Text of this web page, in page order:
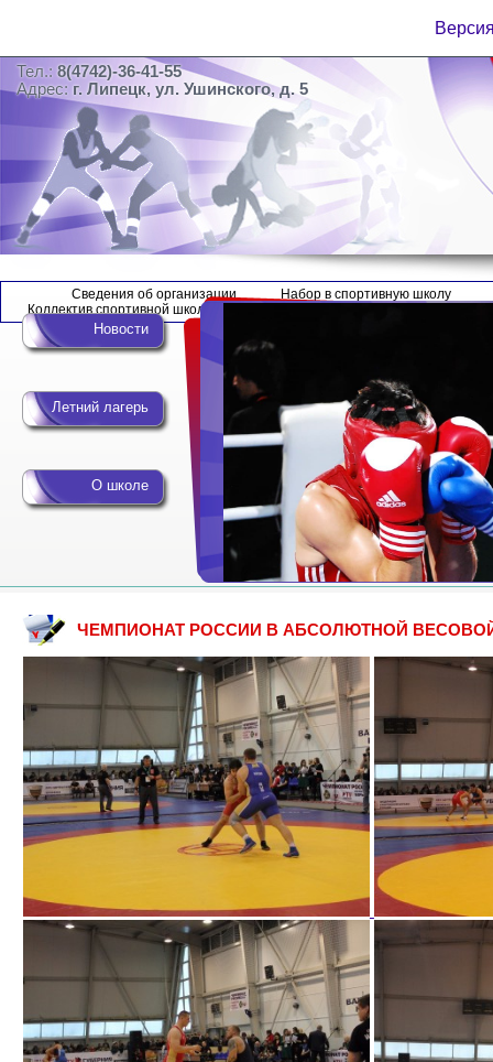
Тел.: 8(4742)-36-41-55
Адрес: г. Липецк, ул. Ушинского, д. 5
Сведения об организации
Набор в спортивную школу
Коллектив спортивной школы
Новости
Летний лагерь
О школе
ЧЕМПИОНАТ РОССИИ В АБСОЛЮТНОЙ